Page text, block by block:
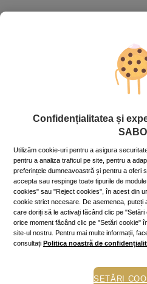
limpezește mintea, ține spiritul
cele mai bune decizii. Nu e
jurnal și să aduni în el fapte,
de neuitat. Scrie cu stil,
amintirile așternute pe hârtie. Îți
colţuri aurii și foi fine, imprimate
Fotografiile cele mai dragi
De când cu progresul
stoca mii de poze, ne-am cam
hârtie, ne mulțumim cu
spațiului în care locuim, îl
priviri cele mai frumoase clipe
Confidențialitatea și
Utilizăm cookie-uri pentru a asigura
pentru a analiza traficul pe site, pentru a
preferințele dumneavoastră și pentru a oferi
accepta sau respinge toate tipurile de
cookies" sau "Reject cookies", în acest din
cookie strict necesare. De asemenea, puteți
care doriți să le activați făcând clic pe
orice moment făcând clic pe "Setări cookie"
site-ul nostru. Pentru mai multe informații,
consultați Politica noastră de
SETĂRI